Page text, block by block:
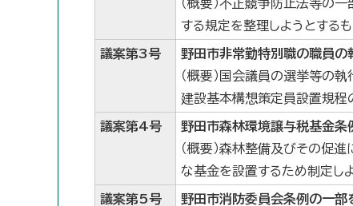
（概要）不正競争防止法等の
する規定を整理しようとする
議案第3号
野田市非常勤特別職の職員
（概要）国会議員の選挙等の
建設基本構想策定員設置規程
議案第4号
野田市森林環境譲与税基金条
（概要）森林整備及びその促
な基金を設置するため制定し
議案第5号
野田市消防委員会条例の一部